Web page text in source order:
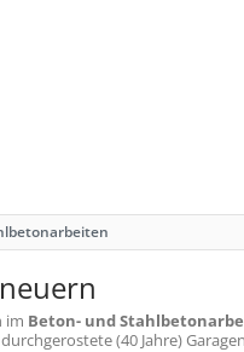
im Beton- und
(40 Jahre)